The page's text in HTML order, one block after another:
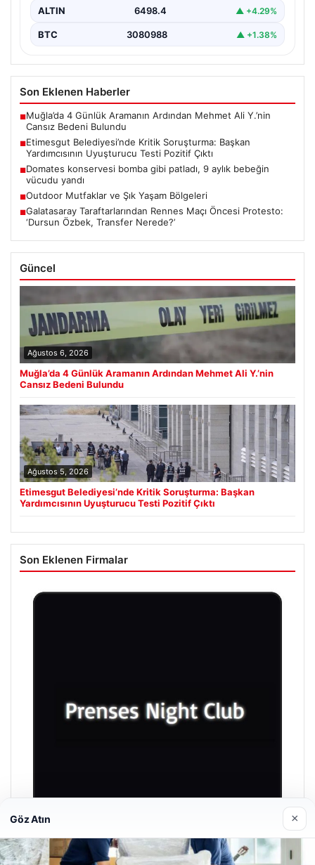
ALTIN 6498.4 ▲ +4.29%
BTC 3080988 ▲ +1.38%
Son Eklenen Haberler
■Muğla’da 4 Günlük Aramanın Ardından Mehmet Ali Y.’nin
Cansız Bedeni Bulundu
■Etimesgut Belediyesi’nde Kritik Soruşturma: Başkan
Yardımcısının Uyuşturucu Testi Pozitif Çıktı
■Domates konservesi bomba gibi patladı, 9 aylık bebeğin
vücudu yandı
■Outdoor Mutfaklar ve Şık Yaşam Bölgeleri
■Galatasaray Taraftarlarından Rennes Maçı Öncesi Protesto:
‘Dursun Özbek, Transfer Nerede?’
Güncel
Ağustos 6, 2026
Muğla’da 4 Günlük Aramanın Ardından Mehmet Ali Y.’nin
Cansız Bedeni Bulundu
Ağustos 5, 2026
Etimesgut Belediyesi’nde Kritik Soruşturma: Başkan
Yardımcısının Uyuşturucu Testi Pozitif Çıktı
Son Eklenen Firmalar
Göz Atın ×